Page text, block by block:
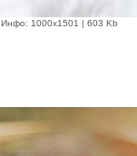
Инфо: 1000х1501 | 603 Kb